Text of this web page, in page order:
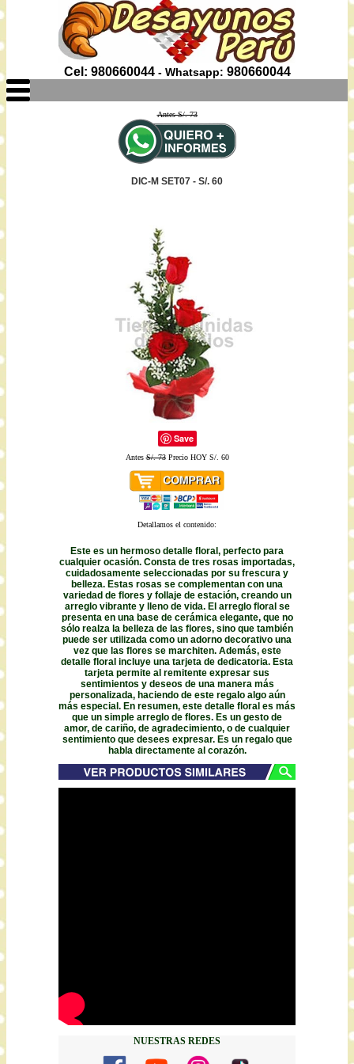
Cel: 980660044- Whatsapp: 980660044
Antes S/. 73
DIC-M SET07 - S/. 60
Save
AntesS/. 73Precio HOY S/. 60
Detallamos el contenido:
Este es un hermoso detalle floral, perfecto para
cualquier ocasión. Consta de tres rosas importadas,
cuidadosamente seleccionadas por su frescura y
belleza. Estas rosas se complementan con una
variedad de flores y follaje de estación, creando un
arreglo vibrante y lleno de vida. El arreglo floral se
presenta en una base de cerámica elegante, que no
sólo realza la belleza de las flores, sino que también
puede ser utilizada como un adorno decorativo una
vez que las flores se marchiten. Además, este
detalle floral incluye una tarjeta de dedicatoria. Esta
tarjeta permite al remitente expresar sus
sentimientos y deseos de una manera más
personalizada, haciendo de este regalo algo aún
más especial. En resumen, este detalle floral es más
que un simple arreglo de flores. Es un gesto de
amor, de cariño, de agradecimiento, o de cualquier
sentimiento que desees expresar. Es un regalo que
habla directamente al corazón.
NUESTRAS REDES